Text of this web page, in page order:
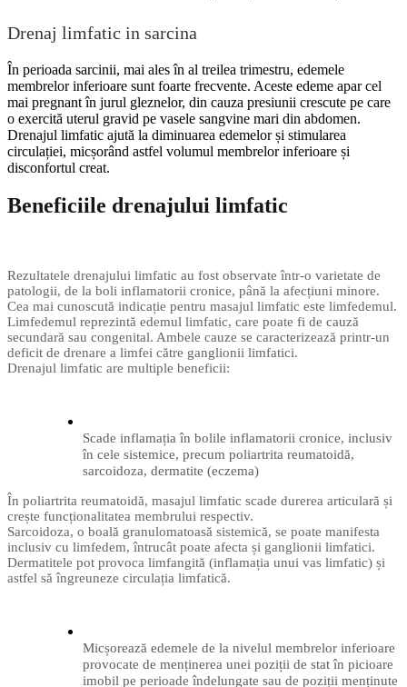
Drenaj limfatic in sarcina
În perioada sarcinii, mai ales în al treilea trimestru, edemele
membrelor inferioare sunt foarte frecvente. Aceste edeme apar cel
mai pregnant în jurul gleznelor, din cauza presiunii crescute pe care
o exercită uterul gravid pe vasele sangvine mari din abdomen.
Drenajul limfatic ajută la diminuarea edemelor și stimularea
circulației, micșorând astfel volumul membrelor inferioare și
disconfortul creat.
Beneficiile drenajului limfatic
Rezultatele drenajului limfatic au fost observate într-o varietate de
patologii, de la boli inflamatorii cronice, până la afecțiuni minore.
Cea mai cunoscută indicație pentru masajul limfatic este limfedemul.
Limfedemul reprezintă edemul limfatic, care poate fi de cauză
secundară sau congenital. Ambele cauze se caracterizează printr-un
deficit de drenare a limfei către ganglionii limfatici.
Drenajul limfatic are multiple beneficii:
Scade inflamația în bolile inflamatorii cronice, inclusiv
în cele sistemice, precum poliartrita reumatoidă,
sarcoidoza, dermatite (eczema)
În poliartrita reumatoidă, masajul limfatic scade durerea articulară și
crește funcționalitatea membrului respectiv.
Sarcoidoza, o boală granulomatoasă sistemică, se poate manifesta
inclusiv cu limfedem, întrucât poate afecta și ganglionii limfatici.
Dermatitele pot provoca limfangită (inflamația unui vas limfatic) și
astfel să îngreuneze circulația limfatică.
Micșorează edemele de la nivelul membrelor inferioare
provocate de menținerea unei poziții de stat în picioare
imobil pe perioade îndelungate sau de poziții menținute